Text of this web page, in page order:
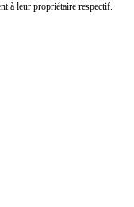
à leur propriétaire respectif.